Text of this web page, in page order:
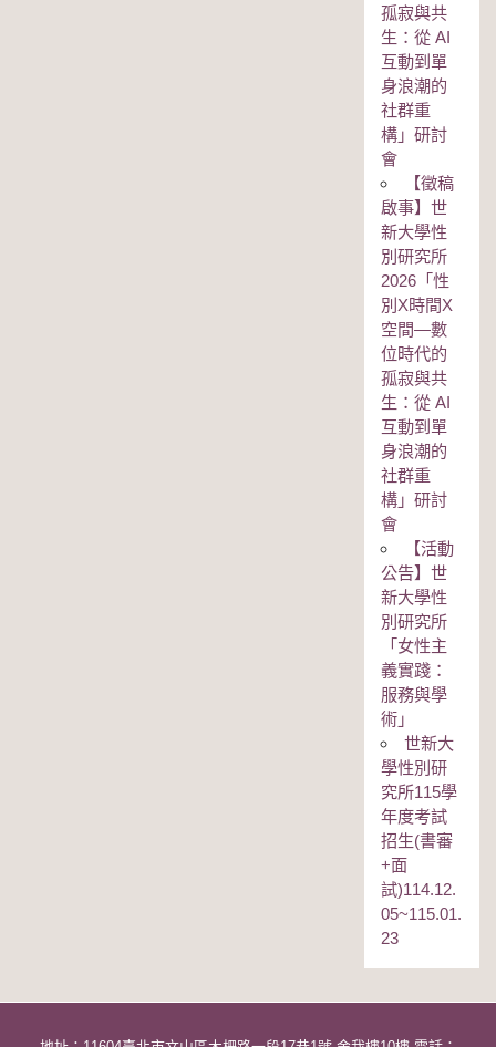
孤寂與共
生：從 AI
互動到單
身浪潮的
社群重
構」研討
會
【徵稿
啟事】世
新大學性
別研究所
2026「性
別Χ時間Χ
空間—數
位時代的
孤寂與共
生：從 AI
互動到單
身浪潮的
社群重
構」研討
會
【活動
公告】世
新大學性
別研究所
「女性主
義實踐：
服務與學
術」
世新大
學性別研
究所115學
年度考試
招生(書審
+面
試)114.12.
05~115.01.
23